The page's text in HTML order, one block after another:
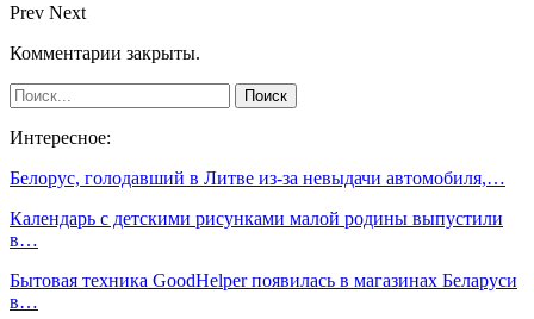
Prev Next
Комментарии закрыты.
Интересное:
Белорус, голодавший в Литве из-за невыдачи автомобиля,…
Календарь с детскими рисунками малой родины выпустили
в…
Бытовая техника GoodHelper появилась в магазинах Беларуси
в…